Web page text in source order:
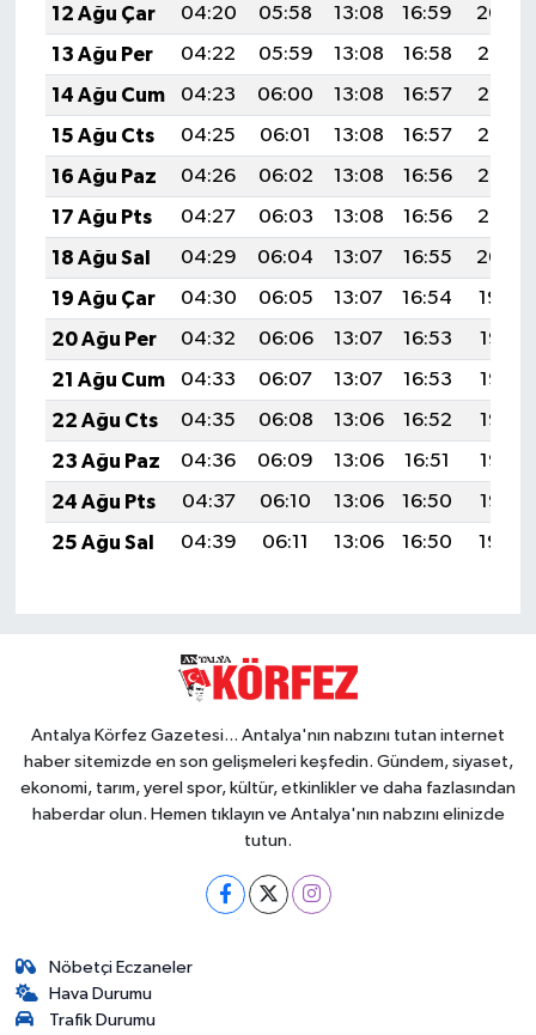
12 Ağu Çar
04:20 05:58 13:08 16:59
20:09
13 Ağu Per
04:22 05:59 13:08 16:58
20:07
14 Ağu Cum
04:23 06:00 13:08 16:57
20:06
15 Ağu Cts
04:25 06:01 13:08 16:57
20:05
16 Ağu Paz
04:26 06:02 13:08 16:56
20:03
17 Ağu Pts
04:27 06:03 13:08 16:56
20:02
18 Ağu Sal
04:29 06:04 13:07 16:55
20:00
19 Ağu Çar
04:30 06:05 13:07 16:54
19:59
20 Ağu Per
04:32 06:06 13:07 16:53
19:58
21 Ağu Cum
04:33 06:07 13:07 16:53
19:56
22 Ağu Cts
04:35 06:08 13:06 16:52
19:55
23 Ağu Paz
04:36 06:09 13:06 16:51
19:53
24 Ağu Pts
04:37 06:10 13:06 16:50
19:52
25 Ağu Sal
04:39 06:11 13:06 16:50 19:50
Antalya Körfez Gazetesi... Antalya'nın nabzını tutan internet
haber sitemizde en son gelişmeleri keşfedin. Gündem, siyaset,
ekonomi, tarım, yerel spor, kültür, etkinlikler ve daha fazlasından
haberdar olun. Hemen tıklayın ve Antalya'nın nabzını elinizde
tutun.
Nöbetçi Eczaneler
Hava Durumu
Trafik Durumu